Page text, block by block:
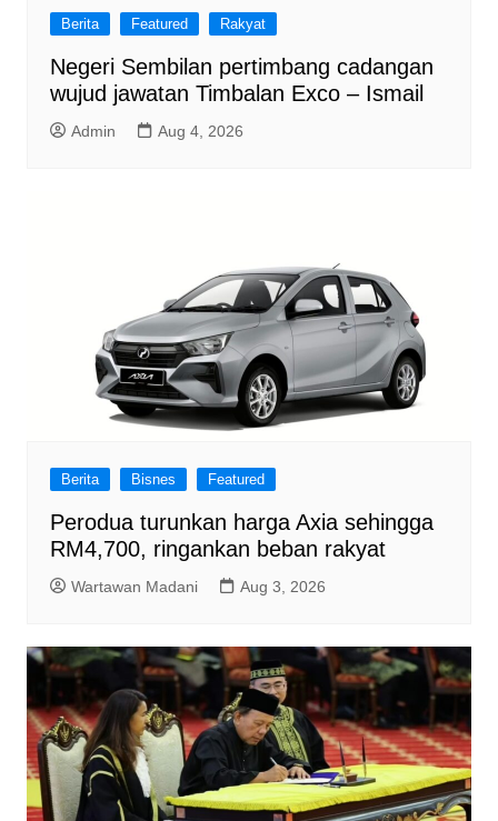
Berita Featured Rakyat
Negeri Sembilan pertimbang cadangan
wujud jawatan Timbalan Exco – Ismail
Admin Aug 4, 2026
Berita Bisnes Featured
Perodua turunkan harga Axia sehingga
RM4,700, ringankan beban rakyat
Wartawan Madani Aug 3, 2026